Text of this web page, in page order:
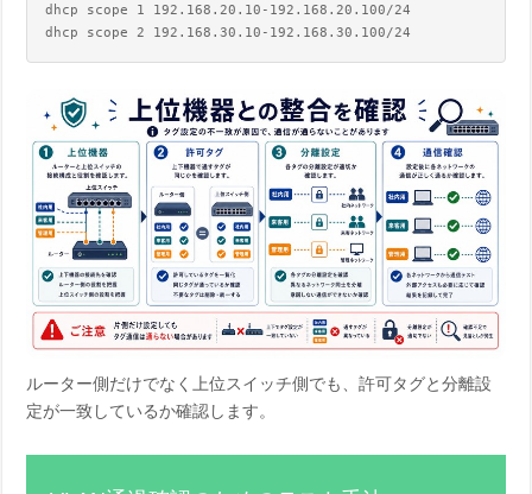
dhcp scope 1 192.168.20.10-192.168.20.100/24
ルーター側だけでなく上位スイッチ側でも、許可タグと分離設
定が一致しているか確認します。